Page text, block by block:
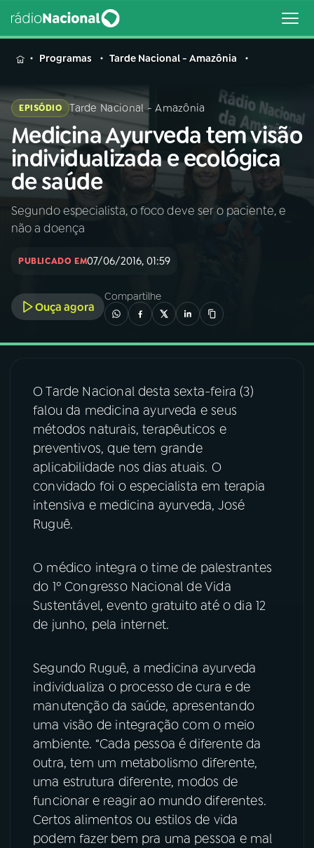
MENU
Buscar
na
Rádio
Nacional
Buscar
AO VIVO
INÍCIO
A RÁDIO
03PROGRAMAÇÃO
04PROGRAMAS
PODCASTS
06VIDEOCASTS
07ÚLTIMAS
FESTIVAL DE MÚSICA
ACOMPANHE A RÁDIO NACIONAL
Instagram X
TikTok
Programas Tarde Nacional - Amazônia
EPISÓDIO Tarde Nacional - Amazônia
Medicina Ayurveda tem visão
individualizada e ecológica
de saúde
Segundo especialista, o foco deve ser o paciente, e
não a doença
PUBLICADO EM07/06/2016, 01:59
Ouça agora
Compartilhe
O Tarde Nacional desta sexta-feira (3)
falou da medicina ayurveda e seus
métodos naturais, terapêuticos e
preventivos, que tem grande
aplicabilidade nos dias atuais. O
convidado foi o especialista em terapia
intensiva e medicina ayurveda, José
Ruguê.
O médico integra o time de palestrantes
do 1º Congresso Nacional de Vida
Sustentável, evento gratuito até o dia 12
de junho, pela internet.
Segundo Ruguê, a medicina ayurveda
individualiza o processo de cura e de
manutenção da saúde, apresentando
uma visão de integração com o meio
ambiente. “Cada pessoa é diferente da
outra, tem um metabolismo diferente,
uma estrutura diferente, modos de
funcionar e reagir ao mundo diferentes.
Certos alimentos ou estilos de vida
podem fazer bem pra uma pessoa e mal